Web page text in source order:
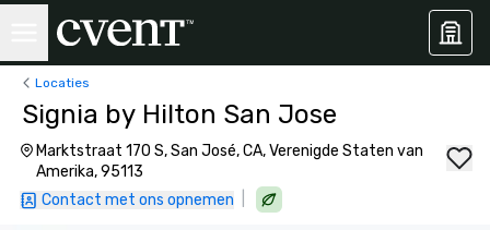
Locaties
Signia by Hilton San Jose
Marktstraat 170 S, San José, CA, Verenigde Staten van
Amerika, 95113
Contact met ons opnemen